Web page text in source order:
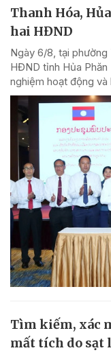
Thanh Hóa,
hai HĐND
Ngày 6/8, tại phường
HĐND tỉnh Hủa
nghiệm hoạt động
Tìm kiếm, xác
mất tích do sạt